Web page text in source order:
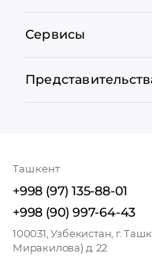
Сервисы
Ташкент
+998 (97) 135-88-01
+998 (90) 997-64-43
100031, Узбекистан, г.
Миракилова) д. 22